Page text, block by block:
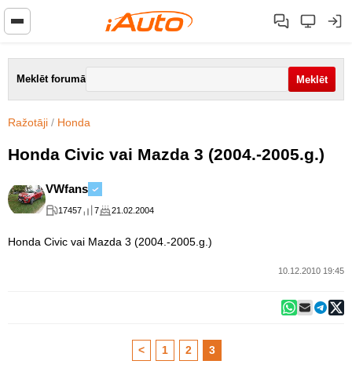
Meklēt forumā
Ražotāji / Honda
Honda Civic vai Mazda 3 (2004.-2005.g.)
VWfans
17457 7 21.02.2004
Honda Civic vai Mazda 3 (2004.-2005.g.)
10.12.2010 19:45
< 1 2 3